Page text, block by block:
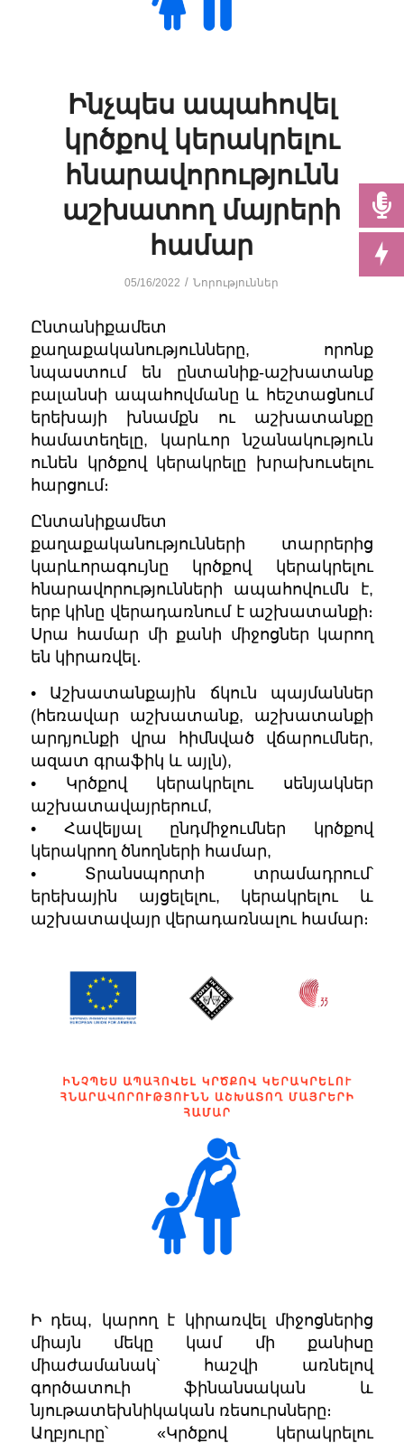
Ինչպես ապահովել
կրծքով կերակրելու
հնարավորությունն
աշխատող մայրերի
համար
05/16/2022 / Նորություններ
Ընտանիքամետ
քաղաքականությունները, որոնք
նպաստում են ընտանիք-աշխատանք
բալանսի ապահովմանը և հեշտացնում
երեխայի խնամքն ու աշխատանքը
համատեղելը, կարևոր նշանակություն
ունեն կրծքով կերակրելը խրախուսելու
հարցում։
Ընտանիքամետ
քաղաքականությունների տարրերից
կարևորագույնը կրծքով կերակրելու
հնարավորությունների ապահովումն է,
երբ կինը վերադառնում է աշխատանքի։
Սրա համար մի քանի միջոցներ կարող
են կիրառվել․
• Աշխատանքային ճկուն պայմաններ
(հեռավար աշխատանք, աշխատանքի
արդյունքի վրա հիմնված վճարումներ,
ազատ գրաֆիկ և այլն),
• Կրծքով կերակրելու սենյակներ
աշխատավայրերում,
• Հավելյալ ընդմիջումներ կրծքով
կերակրող ծնողների համար,
• Տրանսպորտի տրամադրում՝
երեխային այցելելու, կերակրելու և
աշխատավայր վերադառնալու համար։
Ի դեպ, կարող է կիրառվել միջոցներից
միայն մեկը կամ մի քանիսը
միաժամանակ՝ հաշվի առնելով
գործատուի ֆինանսական և
նյութատեխնիկական ռեսուրսները։
Աղբյուրը՝ «Կրծքով կերակրելու